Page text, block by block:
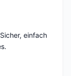
einfach